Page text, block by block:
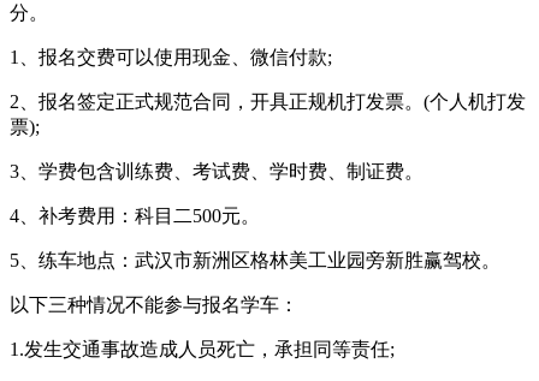
分。
1、报名交费可以使用现金、微信付款;
2、报名签定正式规范合同，开具正规机打发票。(个人机打发
票);
3、学费包含训练费、考试费、学时费、制证费。
4、补考费用：科目二500元。
5、练车地点：武汉市新洲区格林美工业园旁新胜赢驾校。
以下三种情况不能参与报名学车：
1.发生交通事故造成人员死亡，承担同等责任;